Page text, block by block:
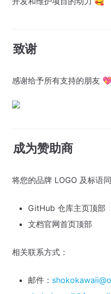
致谢
感谢给予所有支持的朋友
成为赞助商
将您的品牌 LOGO 及标语
GitHub 仓库主页顶部
文档官网首页顶部
相关联系方式：
邮件：